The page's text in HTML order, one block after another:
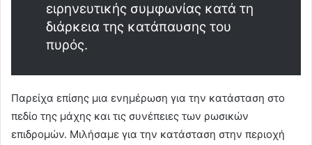
ειρηνευτικής συμφωνίας κατά τη
διάρκεια της κατάπαυσης του
πυρός.
Παρείχα επίσης μια ενημέρωση για την κατάσταση στο
πεδίο της μάχης και τις συνέπειες των ρωσικών
επιδρομών. Μιλήσαμε για την κατάσταση στην περιοχή